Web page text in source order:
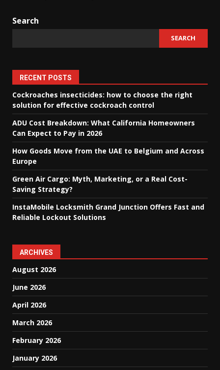
Search
SEARCH
RECENT POSTS
Cockroaches insecticides: how to choose the right
solution for effective cockroach control
ADU Cost Breakdown: What California Homeowners
Can Expect to Pay in 2026
How Goods Move from the UAE to Belgium and Across
Europe
Green Air Cargo: Myth, Marketing, or a Real Cost-
Saving Strategy?
InstaMobile Locksmith Grand Junction Offers Fast and
Reliable Lockout Solutions
ARCHIVES
August 2026
June 2026
April 2026
March 2026
February 2026
January 2026